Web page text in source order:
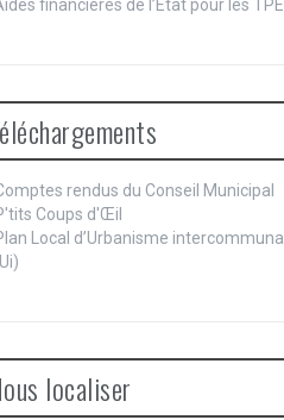
financières de l’État pour les TPE
rendus du Conseil Municipal
Coups d'Œil
Local d’Urbanisme intercommunal
localiser